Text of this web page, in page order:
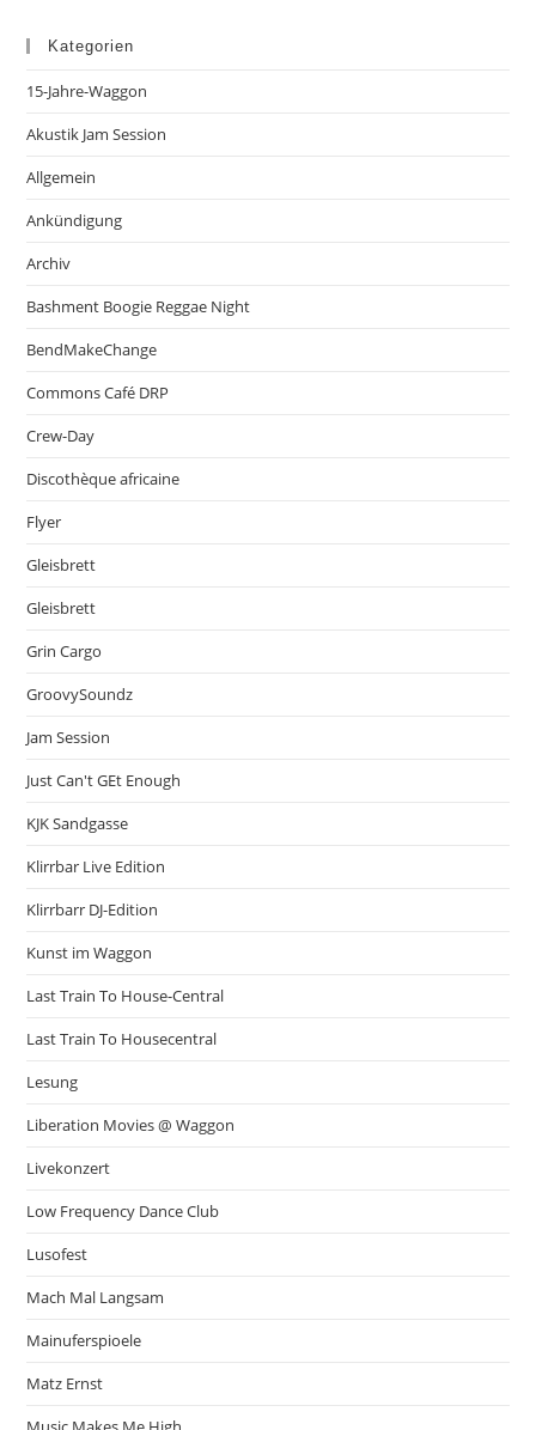
Kategorien
15-Jahre-Waggon
Akustik Jam Session
Allgemein
Ankündigung
Archiv
Bashment Boogie Reggae Night
BendMakeChange
Commons Café DRP
Crew-Day
Discothèque africaine
Flyer
Gleisbrett
Gleisbrett
Grin Cargo
GroovySoundz
Jam Session
Just Can't GEt Enough
KJK Sandgasse
Klirrbar Live Edition
Klirrbarr DJ-Edition
Kunst im Waggon
Last Train To House-Central
Last Train To Housecentral
Lesung
Liberation Movies @ Waggon
Livekonzert
Low Frequency Dance Club
Lusofest
Mach Mal Langsam
Mainuferspioele
Matz Ernst